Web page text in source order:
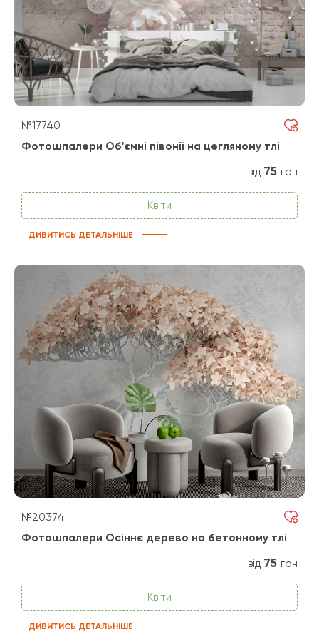
№17740
Фотошпалери Об'ємні півонії на цегляному тлі
від 75 грн
Квіти
ДИВИТИСЬ ДЕТАЛЬНІШЕ
№20374
Фотошпалери Осіннє дерево на бетонному тлі
від 75 грн
Квіти
ДИВИТИСЬ ДЕТАЛЬНІШЕ